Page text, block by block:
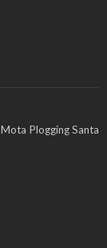
Plogging Santa